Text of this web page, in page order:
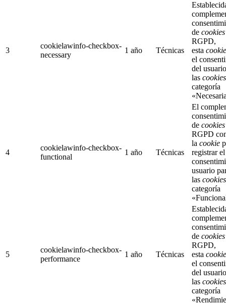
3
cookielawinfo-checkbox-
necessary
1 año Técnicas
de cookies
RGPD,
esta cookie
el
del
las cookies
categoría
4
cookielawinfo-checkbox-
functional
1 año Técnicas
El
de cookies
RGPD
la cookie
registrar el
usuario
las cookies
categoría
5
cookielawinfo-checkbox-
performance
1 año Técnicas
de cookies
RGPD,
esta cookie
el
del
las cookies
categoría